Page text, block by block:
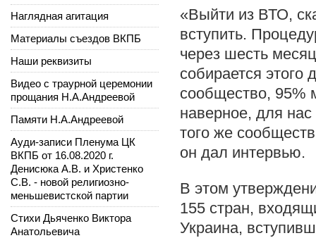
«Выйти из ВТО,
вступить.
через шесть
собирается этого
сообщество, 95%
наверное, для
того же
он дал интервью.
В этом
155 стран,
Украина,
Наглядная агитация
Материалы съездов ВКПБ
Наши реквизиты
Видео с траурной церемонии
прощания Н.А.Андреевой
Памяти Н.А.Андреевой
Ауди-записи Пленума ЦК
ВКПБ от 16.08.2020 г.
Денисюка А.В. и Христенко
С.В. - новой религиозно-
меньшевистской партии
Стихи Дьяченко Виктора
Анатольевича